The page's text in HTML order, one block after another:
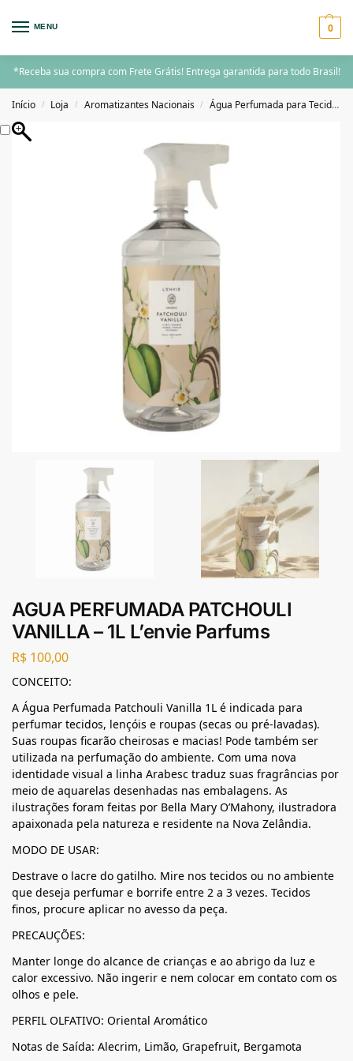
MENU 0
*Receba sua compra com Frete Grátis! Entrega garantida para todo Brasil!
Início / Loja / Aromatizantes Nacionais / Água Perfumada para Tecidos
AGUA PERFUMADA PATCHOULI
VANILLA – 1L L’envie Parfums
R$ 100,00
CONCEITO:
A Água Perfumada Patchouli Vanilla 1L é indicada para
perfumar tecidos, lençóis e roupas (secas ou pré-lavadas).
Suas roupas ficarão cheirosas e macias! Pode também ser
utilizada na perfumação do ambiente. Com uma nova
identidade visual a linha Arabesc traduz suas fragrâncias por
meio de aquarelas desenhadas nas embalagens. As
ilustrações foram feitas por Bella Mary O’Mahony, ilustradora
apaixonada pela natureza e residente na Nova Zelândia.
MODO DE USAR:
Destrave o lacre do gatilho. Mire nos tecidos ou no ambiente
que deseja perfumar e borrife entre 2 a 3 vezes. Tecidos
finos, procure aplicar no avesso da peça.
PRECAUÇÕES:
Manter longe do alcance de crianças e ao abrigo da luz e
calor excessivo. Não ingerir e nem colocar em contato com os
olhos e pele.
PERFIL OLFATIVO: Oriental Aromático
Notas de Saída: Alecrim, Limão, Grapefruit, Bergamota